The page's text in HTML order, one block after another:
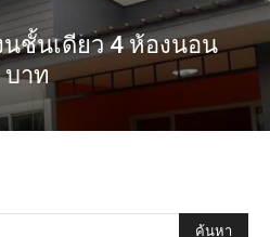
ชั้นเดียว 4 ห้องนอน
บาท